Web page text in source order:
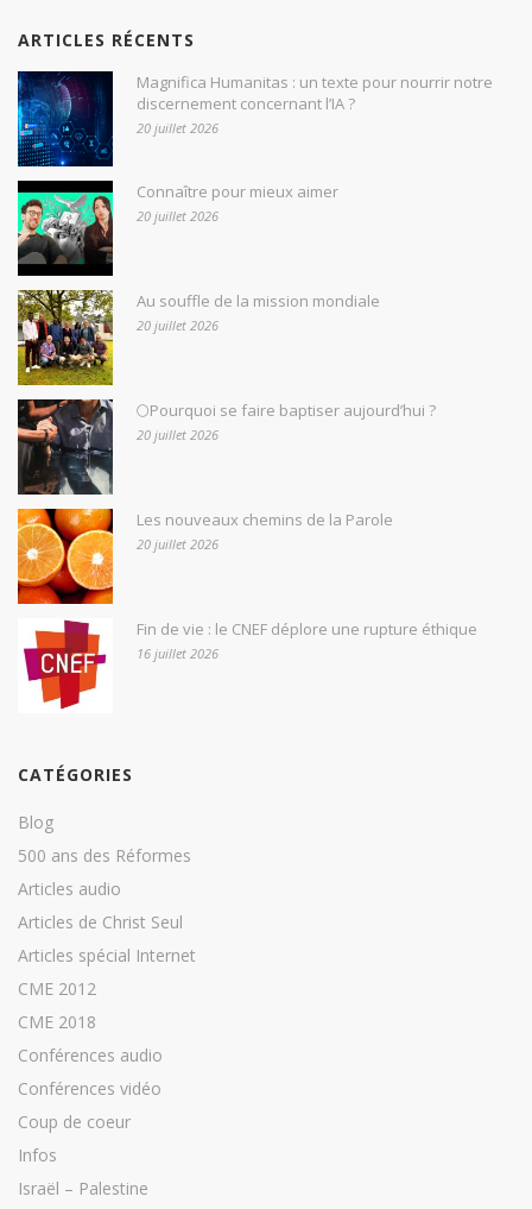
ARTICLES RÉCENTS
Magnifica Humanitas : un texte pour nourrir notre
discernement concernant l’IA ?
20 juillet 2026
Connaître pour mieux aimer
20 juillet 2026
Au souffle de la mission mondiale
20 juillet 2026
🌕Pourquoi se faire baptiser aujourd’hui ?
20 juillet 2026
Les nouveaux chemins de la Parole
20 juillet 2026
Fin de vie : le CNEF déplore une rupture éthique
16 juillet 2026
CATÉGORIES
Blog
500 ans des Réformes
Articles audio
Articles de Christ Seul
Articles spécial Internet
CME 2012
CME 2018
Conférences audio
Conférences vidéo
Coup de coeur
Infos
Israël – Palestine